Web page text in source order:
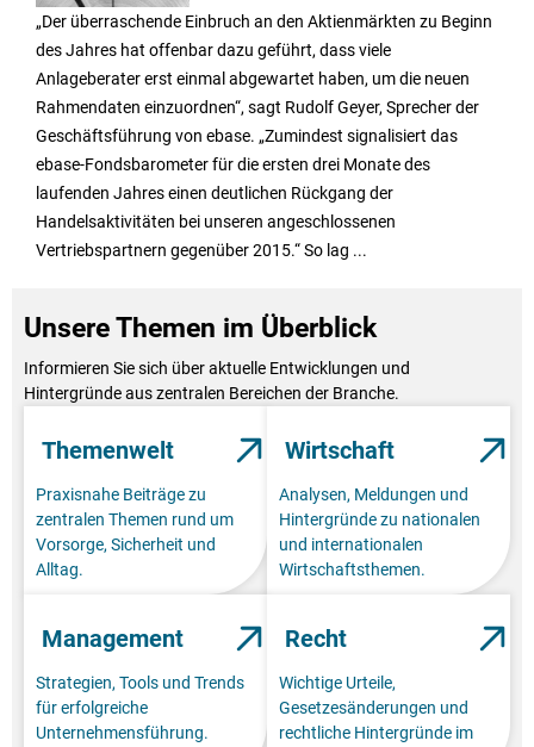
„Der überraschende Einbruch an den Aktienmärkten zu Beginn
des Jahres hat offenbar dazu geführt, dass viele
Anlageberater erst einmal abgewartet haben, um die neuen
Rahmendaten einzuordnen“, sagt Rudolf Geyer, Sprecher der
Geschäftsführung von ebase. „Zumindest signalisiert das
ebase-Fondsbarometer für die ersten drei Monate des
laufenden Jahres einen deutlichen Rückgang der
Handelsaktivitäten bei unseren angeschlossenen
Vertriebspartnern gegenüber 2015.“ So lag ...
Unsere Themen im Überblick
Informieren Sie sich über aktuelle Entwicklungen und
Hintergründe aus zentralen Bereichen der Branche.
Themenwelt
Praxisnahe Beiträge zu
zentralen Themen rund um
Vorsorge, Sicherheit und
Alltag.
Wirtschaft
Analysen, Meldungen und
Hintergründe zu nationalen
und internationalen
Wirtschaftsthemen.
Management
Strategien, Tools und Trends
für erfolgreiche
Unternehmensführung.
Recht
Wichtige Urteile,
Gesetzesänderungen und
rechtliche Hintergründe im